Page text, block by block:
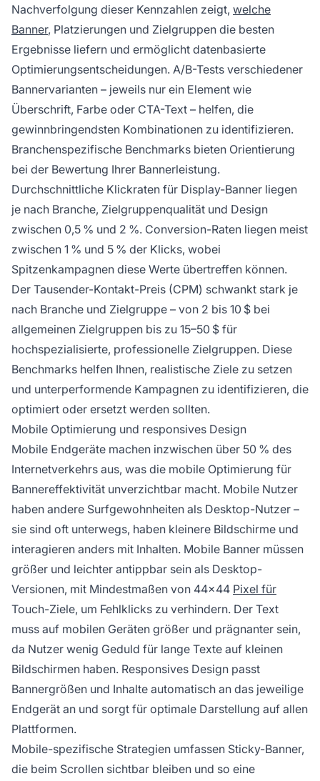
Nachverfolgung dieser Kennzahlen zeigt, welche
Banner, Platzierungen und Zielgruppen die besten
Ergebnisse liefern und ermöglicht datenbasierte
Optimierungsentscheidungen. A/B-Tests verschiedener
Bannervarianten – jeweils nur ein Element wie
Überschrift, Farbe oder CTA-Text – helfen, die
gewinnbringendsten Kombinationen zu identifizieren.
Branchenspezifische Benchmarks bieten Orientierung
bei der Bewertung Ihrer Bannerleistung.
Durchschnittliche Klickraten für Display-Banner liegen
je nach Branche, Zielgruppenqualität und Design
zwischen 0,5 % und 2 %. Conversion-Raten liegen meist
zwischen 1 % und 5 % der Klicks, wobei
Spitzenkampagnen diese Werte übertreffen können.
Der Tausender-Kontakt-Preis (CPM) schwankt stark je
nach Branche und Zielgruppe – von 2 bis 10 $ bei
allgemeinen Zielgruppen bis zu 15–50 $ für
hochspezialisierte, professionelle Zielgruppen. Diese
Benchmarks helfen Ihnen, realistische Ziele zu setzen
und unterperformende Kampagnen zu identifizieren, die
optimiert oder ersetzt werden sollten.
Mobile Optimierung und responsives Design
Mobile Endgeräte machen inzwischen über 50 % des
Internetverkehrs aus, was die mobile Optimierung für
Bannereffektivität unverzichtbar macht. Mobile Nutzer
haben andere Surfgewohnheiten als Desktop-Nutzer –
sie sind oft unterwegs, haben kleinere Bildschirme und
interagieren anders mit Inhalten. Mobile Banner müssen
größer und leichter antippbar sein als Desktop-
Versionen, mit Mindestmaßen von 44×44 Pixel für
Touch-Ziele, um Fehlklicks zu verhindern. Der Text
muss auf mobilen Geräten größer und prägnanter sein,
da Nutzer wenig Geduld für lange Texte auf kleinen
Bildschirmen haben. Responsives Design passt
Bannergrößen und Inhalte automatisch an das jeweilige
Endgerät an und sorgt für optimale Darstellung auf allen
Plattformen.
Mobile-spezifische Strategien umfassen Sticky-Banner,
die beim Scrollen sichtbar bleiben und so eine